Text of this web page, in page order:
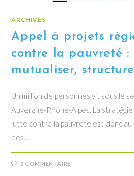
ARCHIVES
Appel à projets
contre la pauvreté :
mutualiser,
Un million de personnes vit sous le
Auvergne-Rhône-Alpes. La
lutte contre la pauvreté est donc
des…
0 COMMENTAIRE